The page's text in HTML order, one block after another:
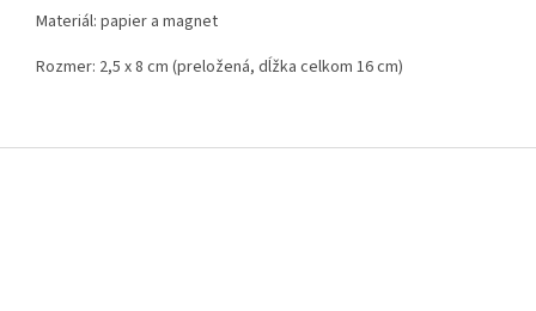
Materiál: papier a magnet
Rozmer: 2,5 x 8 cm (preložená, dĺžka celkom 16 cm)